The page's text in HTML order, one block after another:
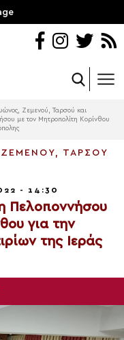
Ζεμενού, Ταρσού και
με τον Μητροπολίτη Κορίνθου
ΤΑΡΣΟΎ
- 14:30
Πελοποννήσου
για την
της Ιεράς